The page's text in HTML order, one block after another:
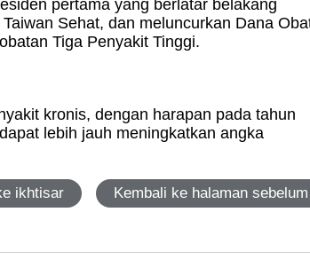
pertama yang berlatar belakang
Sehat, dan meluncurkan Dana
Tiga Penyakit Tinggi.
kronis, dengan harapan pada tahun
lebih jauh meningkatkan angka
ikhtisar Kembali ke halaman sebelum